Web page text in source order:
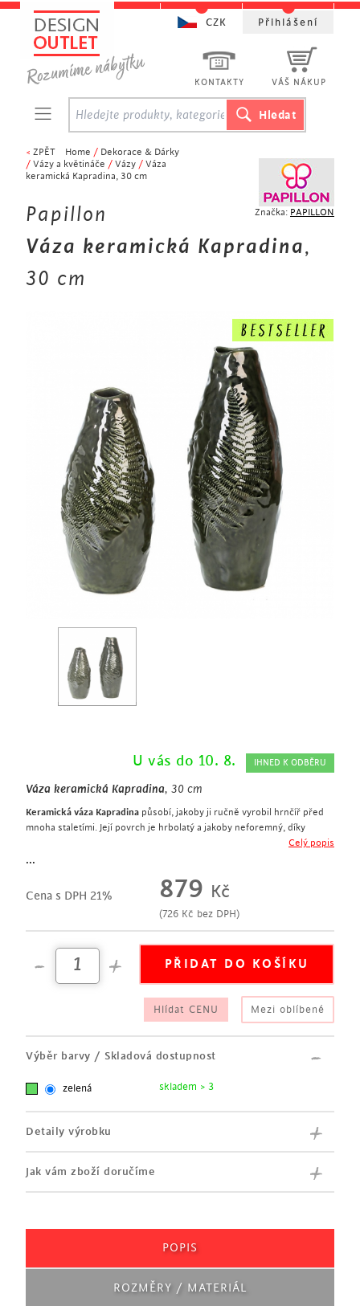
Značka: PAPILLON
< ZPĚT Home / Dekorace & Dárky
/ Vázy a květináče / Vázy / Váza
keramická Kapradina, 30 cm
Papillon
Váza keramická Kapradina,
30 cm
U vás do 10. 8. IHNED K ODBĚRU
Váza keramická Kapradina, 30 cm
Keramická váza Kapradina působí, jakoby ji ručně vyrobil hrnčíř před
mnoha staletími. Její povrch je hrbolatý a jakoby neforemný, díky
keramická váza je hrbolatá a zdánlivě neforemná
temně zelená lesklá glazura
...
Celý popis
Cena s DPH 21% 879 Kč
(726 Kč bez DPH)
Hlídat CENU Mezi oblíbené
Výběr barvy / Skladová dostupnost
zelená skladem > 3
Detaily výrobku
Jak vám zboží doručíme
POPIS
ROZMĚRY / MATERIÁL
KONTAKTY VÁŠ NÁKUP
CZK Přihlášení